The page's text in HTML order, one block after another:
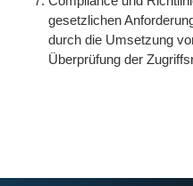
gesetzlichen
durch die Umsetzung
Überprüfung der